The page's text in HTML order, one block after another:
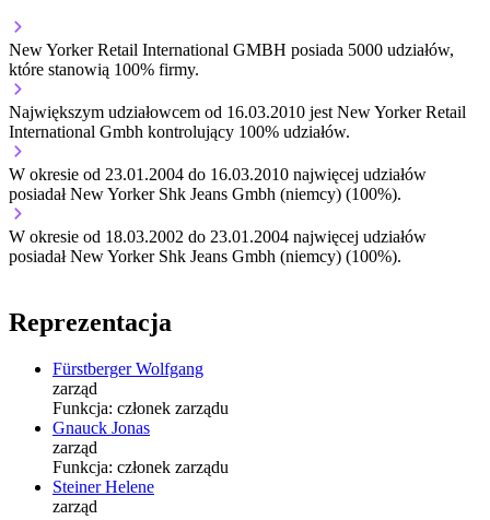
New Yorker Retail International GMBH posiada 5000 udziałów,
które stanowią 100% firmy.
Największym udziałowcem od 16.03.2010 jest New Yorker Retail
International Gmbh kontrolujący 100% udziałów.
W okresie od 23.01.2004 do 16.03.2010 najwięcej udziałów
posiadał New Yorker Shk Jeans Gmbh (niemcy) (100%).
W okresie od 18.03.2002 do 23.01.2004 najwięcej udziałów
posiadał New Yorker Shk Jeans Gmbh (niemcy) (100%).
Reprezentacja
Fürstberger Wolfgang
zarząd
Funkcja: członek zarządu
Gnauck Jonas
zarząd
Funkcja: członek zarządu
Steiner Helene
zarząd